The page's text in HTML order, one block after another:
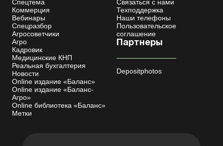
Спецтема
Коммерция
Вебинары
Спецразбор
Агросоветчики
Агро
Кадровик
Медицинские КНП
Реальная бухгалтерия
Новости
Online издание «Баланс»
Online издание «Баланс-
Агро»
Online библиотека «Баланс»
Метки
Связаться с нами
Техподдержка
Наши телефоны
Пользовательское
соглашение
Партнеры
Depositphotos